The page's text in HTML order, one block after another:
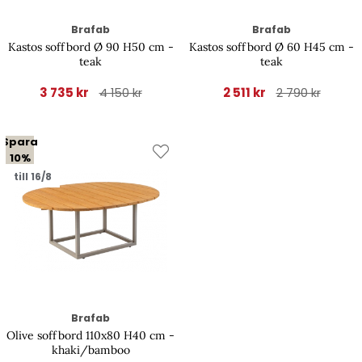
Brafab
Kastos soffbord Ø 90 H50 cm -
teak
3 735 kr 4 150 kr
Brafab
Kastos soffbord Ø 60 H45 cm -
teak
2 511 kr 2 790 kr
Spara
10%
till 16/8
Brafab
Olive soffbord 110x80 H40 cm -
khaki/bamboo